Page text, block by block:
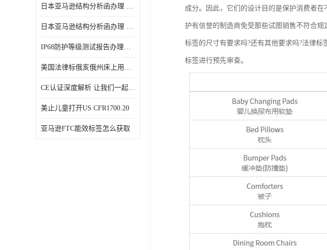
日本亚马逊结构分析函办理 日本亚马逊 热水壶等；
日本亚马逊结构分析函办理 日本亚马逊 果汁搅拌机
IP68防护等级测试报告办理标准要求
美国法律标俄亥俄州床上用品许可证讲解！
CE认证深度解析 让我们一起来认识CE认证
美止儿童打开US CFR1700.20
亚马逊FTC能效标签怎么获取
成分。因此，它们的设计目的是保护消费者
护有信誉的制造商免受那些试图销售不符合规
标签的尺寸有要求吗?还有其他要求吗?法律
标签进行预先审查。